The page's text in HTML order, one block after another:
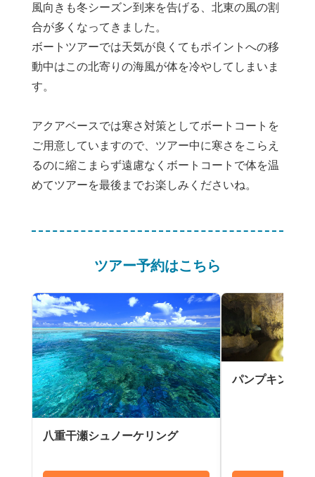
風向きも冬シーズン到来を告げる、北東の風の割
合が多くなってきました。
ボートツアーでは天気が良くてもポイントへの移
動中はこの北寄りの海風が体を冷やしてしまいま
す。
アクアベースでは寒さ対策としてボートコートを
ご用意していますので、ツアー中に寒さをこらえ
るのに縮こまらず遠慮なくボートコートで体を温
めてツアーを最後までお楽しみくださいね。
ツアー予約はこちら
八重干瀬シュノーケリング
パンプキン鍾乳